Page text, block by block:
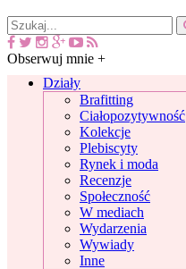
Obserwuj mnie +
Działy
Brafitting
Ciałopozytywność
Kolekcje
Plebiscyty
Rynek i moda
Recenzje
Społeczność
W mediach
Wydarzenia
Wywiady
Inne